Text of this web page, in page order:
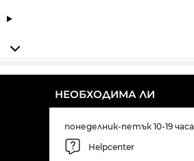
НЕОБХОДИМА ЛИ
понеделник-петък 10-19 часа
Helpcenter